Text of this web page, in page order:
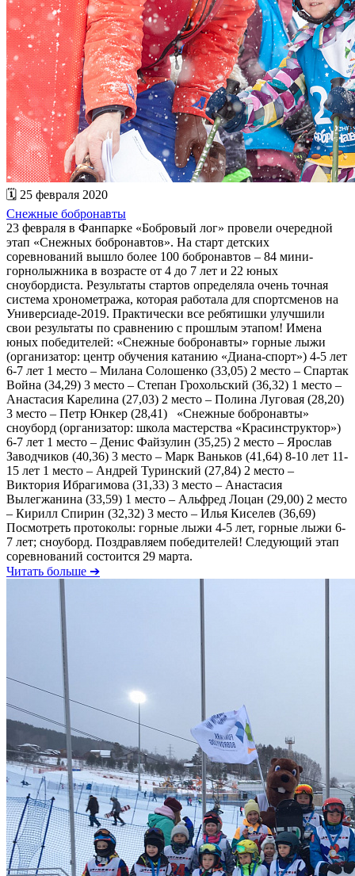
🗓 25 февраля 2020
Снежные бобронавты
23 февраля в Фанпарке «Бобровый лог» провели очередной
этап «Снежных бобронавтов». На старт детских
соревнований вышло более 100 бобронавтов – 84 мини-
горнолыжника в возрасте от 4 до 7 лет и 22 юных
сноубордиста. Результаты стартов определяла очень точная
система хронометража, которая работала для спортсменов на
Универсиаде-2019. Практически все ребятишки улучшили
свои результаты по сравнению с прошлым этапом! Имена
юных победителей: «Снежные бобронавты» горные лыжи
(организатор: центр обучения катанию «Диана-спорт») 4-5 лет
6-7 лет 1 место – Милана Солошенко (33,05) 2 место – Спартак
Война (34,29) 3 место – Степан Грохольский (36,32) 1 место –
Анастасия Карелина (27,03) 2 место – Полина Луговая (28,20)
3 место – Петр Юнкер (28,41) «Снежные бобронавты»
сноуборд (организатор: школа мастерства «Красинструктор»)
6-7 лет 1 место – Денис Файзулин (35,25) 2 место – Ярослав
Заводчиков (40,36) 3 место – Марк Ваньков (41,64) 8-10 лет 11-
15 лет 1 место – Андрей Туринский (27,84) 2 место –
Виктория Ибрагимова (31,33) 3 место – Анастасия
Вылегжанина (33,59) 1 место – Альфред Лоцан (29,00) 2 место
– Кирилл Спирин (32,32) 3 место – Илья Киселев (36,69)
Посмотреть протоколы: горные лыжи 4-5 лет, горные лыжи 6-
7 лет; сноуборд. Поздравляем победителей! Следующий этап
соревнований состоится 29 марта.
Читать больше ➔